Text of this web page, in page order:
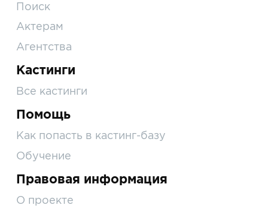
Поиск
Актерам
Агентства
Кастинги
Все кастинги
Помощь
Как попасть в кастинг-базу
Обучение
Правовая информация
О проекте